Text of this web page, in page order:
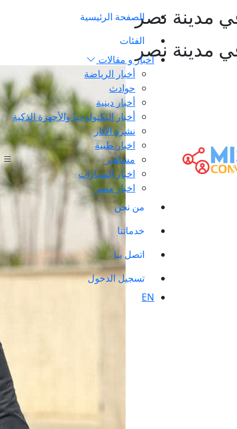
الصفحة الرئيسية
الفئات
اخبار و مقالات
أخبار الرياضة
حوادث
أخبار دينية
أخبار التكنولوجيا والأجهزة الذكية
نشرة الآثار
اخبار طبية
مشاهير
اخبار السيارات
اخبار مصر
من نحن
خدماتنا
اتصل بنا
تسجيل الدخول
EN
مدينة نصر
مدينة نصر